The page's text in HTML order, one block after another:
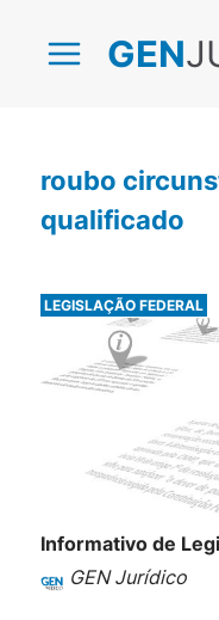
GEN
roubo
qualificado
LEGISLAÇÃO FEDERAL
Informativo de
GEN Jurídico